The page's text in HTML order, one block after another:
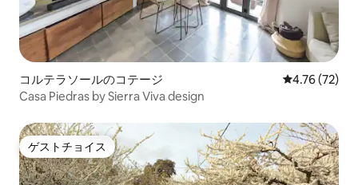
コルテラソールのコテージ レビュー72
4.76 (72)
Casa Piedras by Sierra Viva design
ゲストチョイス
ゲストチョイス